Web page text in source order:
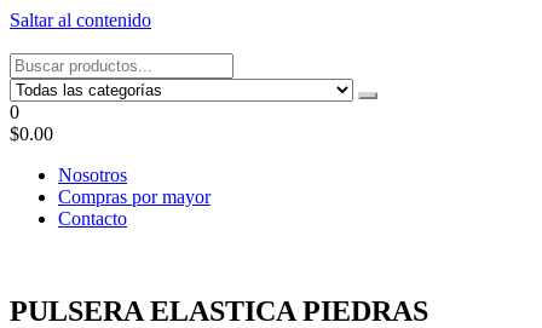
Saltar al contenido
Tel: 22087679 – Cel: 097 822122 – Joaquín Requena 2459
0
$0.00
Nosotros
Compras por mayor
Contacto
PULSERA ELASTICA PIEDRAS